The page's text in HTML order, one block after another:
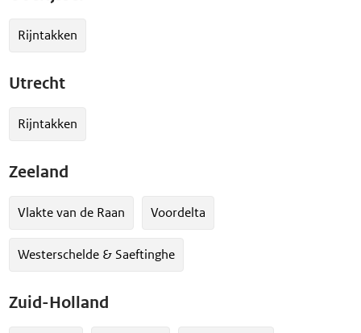
Rijntakken
Utrecht
Rijntakken
Zeeland
Vlakte van de Raan Voordelta
Westerschelde & Saeftinghe
Zuid-Holland